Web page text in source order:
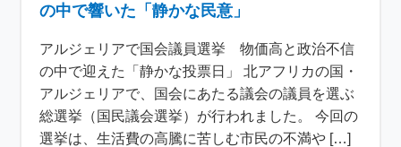
の中で響いた「静かな民意」
アルジェリアで国会議員選挙 物価高と政治不信
の中で迎えた「静かな投票日」 北アフリカの国・
アルジェリアで、国会にあたる議会の議員を選ぶ
総選挙（国民議会選挙）が行われました。 今回の
選挙は、生活費の高騰に苦しむ市民の不満や […]